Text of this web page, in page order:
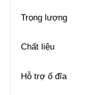
Trọng lượng
Chất liệu
Hỗ trợ ổ đĩa